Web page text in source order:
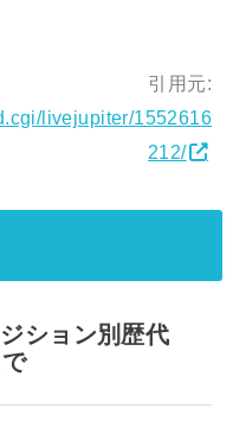
引用元:
livejupiter/1552616
212/
ション別歴代